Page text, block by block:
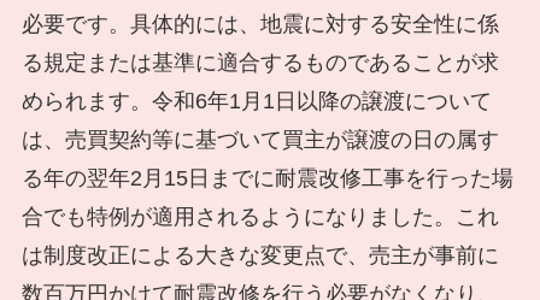
必要です。具体的には、地震に対する安全性に係
る規定または基準に適合するものであることが求
められます。令和6年1月1日以降の譲渡について
は、売買契約等に基づいて買主が譲渡の日の属す
る年の翌年2月15日までに耐震改修工事を行った場
合でも特例が適用されるようになりました。これ
は制度改正による大きな変更点で、売主が事前に
数百万円かけて耐震改修を行う必要がなくなり、